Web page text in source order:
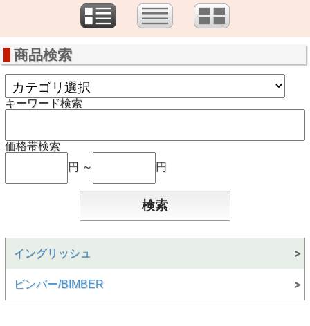
商品検索
キーワード検索
価格帯検索
円 ～
円
イングリッシュ
ビンバー/BIMBER